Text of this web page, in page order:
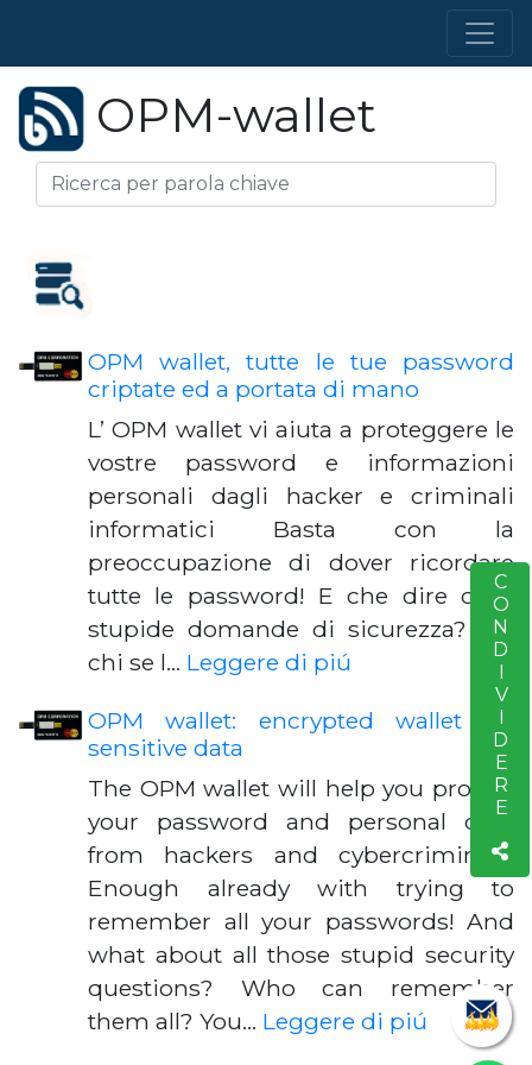
OPM-wallet
OPM wallet, tutte le tue password
criptate ed a portata di mano
L’ OPM wallet vi aiuta a proteggere le
vostre password e informazioni
personali dagli hacker e criminali
informatici Basta con la
preoccupazione di dover ricordare
tutte le password! E che dire delle
stupide domande di sicurezza? Ma
chi se l… Leggere di piú
OPM wallet: encrypted wallet for
sensitive data
The OPM wallet will help you protect
your password and personal data
from hackers and cybercriminals.
Enough already with trying to
remember all your passwords! And
what about all those stupid security
questions? Who can remember
them all? You… Leggere di piú
CONDIVIDERE